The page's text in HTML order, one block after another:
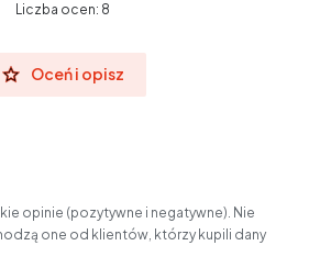
Liczba ocen: 8
Oceń i opisz
opinie (pozytywne i negatywne). Nie
one od klientów, którzy kupili dany